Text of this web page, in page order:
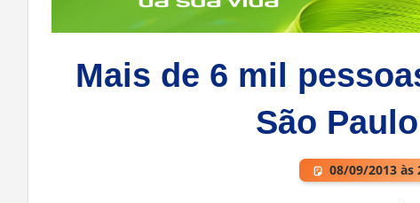
Mais de 6 mil
São
08/09/2013 às